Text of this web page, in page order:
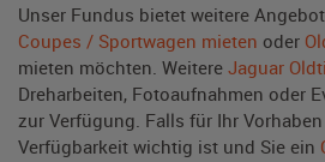
Unser Fundus bietet weitere
Coupes / Sportwagen mieten oder
mieten möchten. Weitere Jaguar
Dreharbeiten, Fotoaufnahmen oder
zur Verfügung. Falls für Ihr
Verfügbarkeit wichtig ist und Sie ein